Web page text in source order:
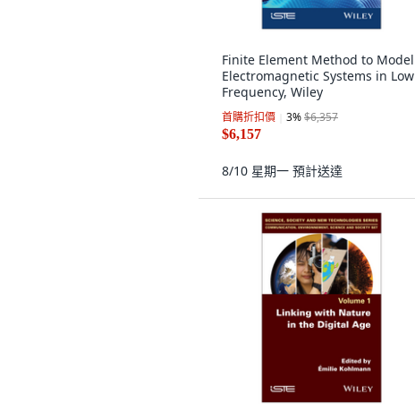
Finite Element Method to Model
Electromagnetic Systems in Low
Frequency, Wiley
首購折扣價 3%$6,357
$6,157
8/10 星期一 預計送達